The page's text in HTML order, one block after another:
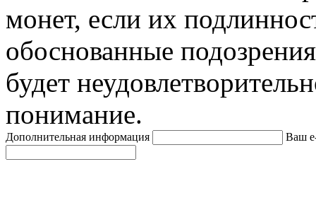
монет, если их
обоснованные
будет
понимание.
Дополнительная информация Ваш